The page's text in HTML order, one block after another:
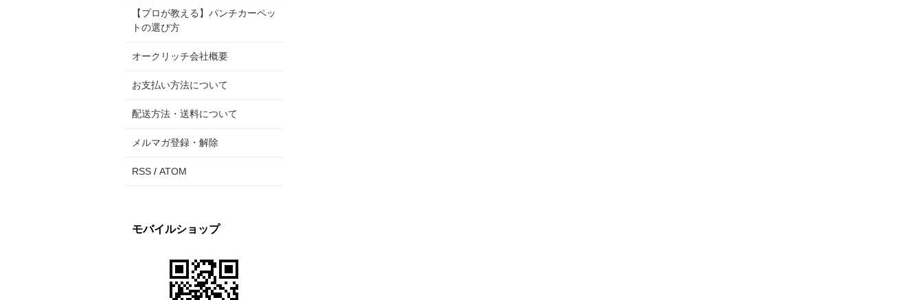
【プロが教える】パンチカーペッ
トの選び方
オークリッチ会社概要
お支払い方法について
配送方法・送料について
メルマガ登録・解除
RSS / ATOM
モバイルショップ